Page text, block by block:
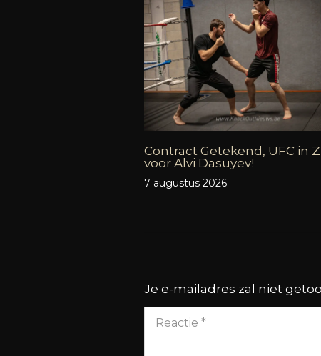
Contract Getekend, UFC in
voor Alvi Dasuyev!
7 augustus 2026
Je e-mailadres zal niet